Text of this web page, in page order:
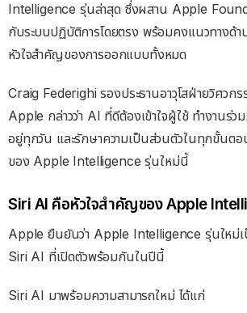
Intelligence รุ่นล่าสุด ซึ่งผสาน Apple
กับระบบปฏิบัติการโดยตรง พร้อมคงแนวทางด้า
หัวใจสำคัญของการออกแบบทั้งหมด
Craig Federighi รองประธานอาวุโสฝ่ายวิศวก
Apple กล่าวว่า AI ที่ดีต้องเข้าใจผู้ใช้ ทำงานร่
อยู่ทุกวัน และรักษาความเป็นส่วนตัวในทุกขั้นต
ของ Apple Intelligence รุ่นใหม่นี้
Siri AI คือหัวใจสำคัญของ Apple
Apple ยืนยันว่า Apple Intelligence รุ่นใหม่
Siri AI ที่เปิดตัวพร้อมกันในปีนี้
Siri AI มาพร้อมความสามารถใหม่ ได้แก่